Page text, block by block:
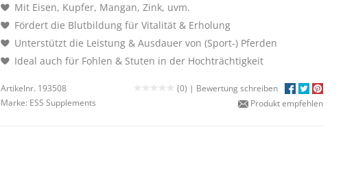
Mit Eisen, Kupfer, Mangan, Zink, uvm.
Fördert die Blutbildung für Vitalität & Erholung
Unterstützt die Leistung & Ausdauer von (Sport-) Pferden
Ideal auch für Fohlen & Stuten in der Hochträchtigkeit
Artikelnr. 193508 (0) | Bewertung schreiben
Marke: ESS Supplements Produkt empfehlen